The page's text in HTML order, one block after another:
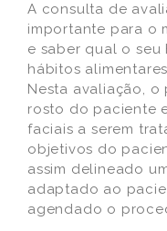
A consulta de
importante para o
e saber qual o seu
hábitos
Nesta avaliação, o
rosto do paciente
faciais a serem
objetivos do
assim delineado
adaptado ao
agendado o